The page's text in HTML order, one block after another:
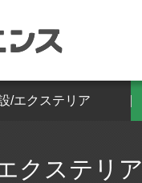
/エクステリア
クステリア